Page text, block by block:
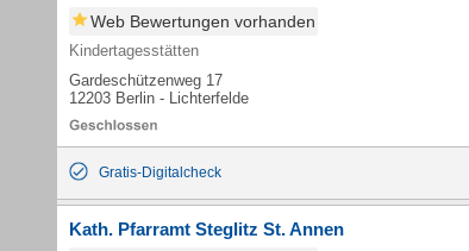
Web Bewertungen vorhanden
Kindertagesstätten
Gardeschützenweg 17
12203 Berlin - Lichterfelde
Gratis-Digitalcheck
Kath. Pfarramt Steglitz St. Annen